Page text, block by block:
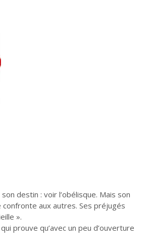
destin : voir l’obélisque. Mais son
aux autres. Ses préjugés
».
prouve qu’avec un peu d’ouverture